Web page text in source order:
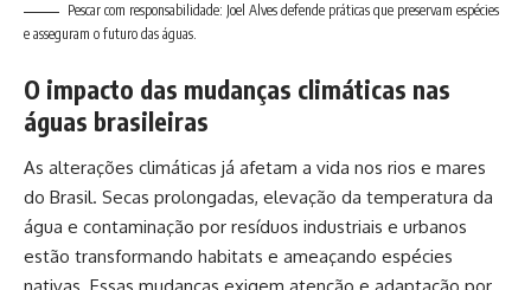
Pescar com responsabilidade: Joel Alves defende práticas que preservam espécies
e asseguram o futuro das águas.
O impacto das mudanças climáticas nas
águas brasileiras
As alterações climáticas já afetam a vida nos rios e mares
do Brasil. Secas prolongadas, elevação da temperatura da
água e contaminação por resíduos industriais e urbanos
estão transformando habitats e ameaçando espécies